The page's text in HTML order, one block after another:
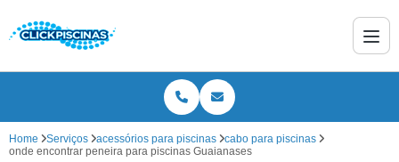
Home Serviços acessórios para piscinas
cabo para piscinas
onde encontrar peneira para piscinas Guaianases